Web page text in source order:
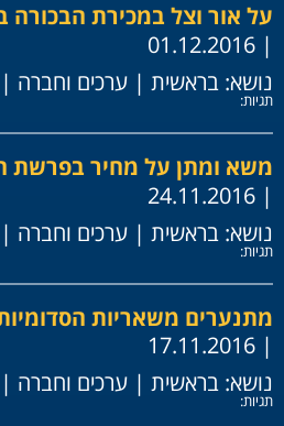
על אור וצל במכירת
| 01.12.2016
נושא: בראשית | ערכים וחברה |
תגיות:
משא ומתן על מחיר בפרשת
| 24.11.2016
נושא: בראשית | ערכים וחברה |
תגיות:
מתנערים משאריות
| 17.11.2016
נושא: בראשית | ערכים וחברה |
תגיות: